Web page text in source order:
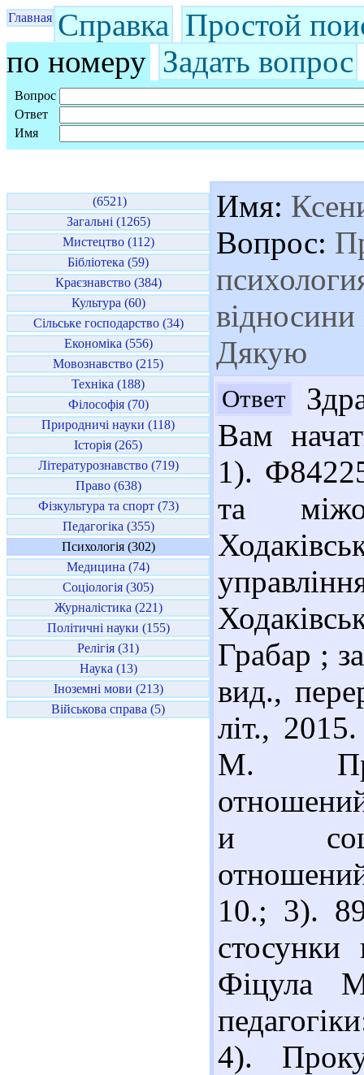
Главная Справка Простой
по номеру Задать вопрос
Вопрос
Ответ
Имя
(6521)
Загальні (1265)
Мистецтво (112)
Бібліотека (59)
Краєзнавство (384)
Культура (60)
Сільське господарство (34)
Економіка (556)
Мовознавство (215)
Техніка (188)
Філософія (70)
Природничі науки (118)
Історія (265)
Літературознавство (719)
Право (638)
Фізкультура та спорт (73)
Педагогіка (355)
Психологія (302)
Медицина (74)
Соціологія (305)
Журналістика (221)
Політичні науки (155)
Релігія (31)
Наука (13)
Іноземні мови (213)
Військова справа (5)
Имя:
Вопрос:
Дякую
Ответ
Вам
1).
та
Грабар ;
вид.,
літ.,
М.
и
10.; 3).
Фіцула
4).